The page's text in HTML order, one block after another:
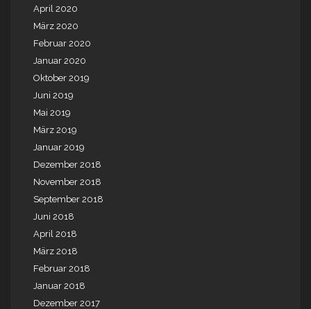
April 2020
März 2020
Februar 2020
Januar 2020
Oktober 2019
Juni 2019
Mai 2019
März 2019
Januar 2019
Dezember 2018
November 2018
September 2018
Juni 2018
April 2018
März 2018
Februar 2018
Januar 2018
Dezember 2017